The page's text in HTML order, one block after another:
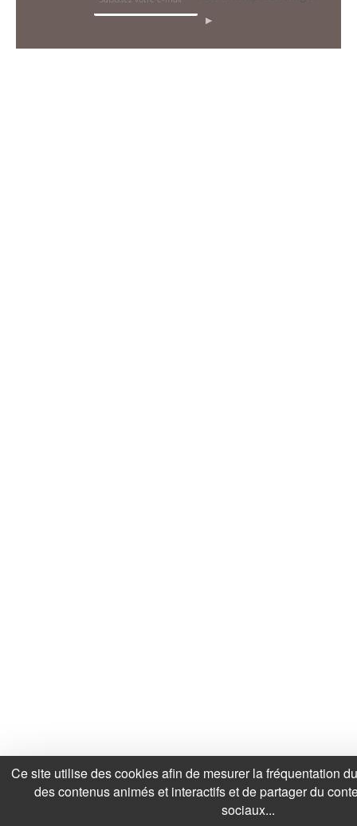
OK
Ce site utilise des cookies afin de mesurer la fréquentation
des contenus animés et interactifs et de partager du
sociaux...